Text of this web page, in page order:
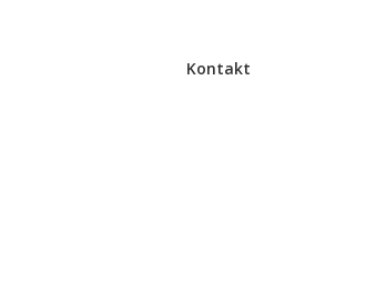
Kontakt